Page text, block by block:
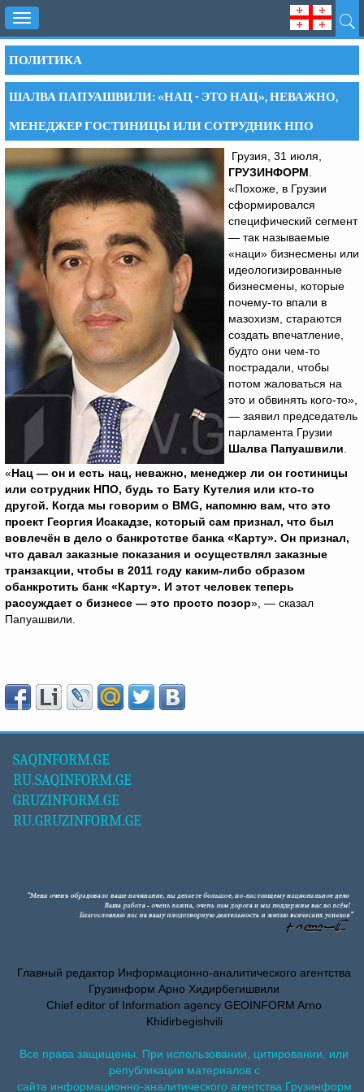
Toggle
navigation
ПОЛИТИКА
ШАЛВА ПАПУАШВИЛИ: «НАЦ - ЭТО НАЦ», НЕВАЖНО,
МЕНЕДЖЕР ГОСТИНИЦЫ ИЛИ СОТРУДНИК НПО
Грузия, 31 июля,
ГРУЗИНФОРМ
«Похоже, в Грузии
сформировался
специфический сегмент
— так называемые
«наци» бизнесмены или
идеологизированные
бизнесмены, которые
почему-то впали в
мазохизм, стараются
создать впечатление,
будто они чем-то
пострадали, чтобы
потом жаловаться на
это и обвинять кого-то»,
— заявил председатель
парламента Грузии
Шалва Папуашвили
«Нац — он и есть нац, неважно, менеджер ли он гостиницы
или сотрудник НПО, будь то Бату Кутелия или кто-то
другой. Когда мы говорим о BMG, напомню вам, что это
проект Георгия Исакадзе, который сам признал, что был
вовлечён в дело о банкротстве банка «Карту». Он признал,
что давал заказные показания и осуществлял заказные
транзакции, чтобы в 2011 году каким-либо образом
обанкротить банк «Карту». И этот человек теперь
рассуждает о бизнесе — это просто позор», — сказал
Папуашвили.
SAQINFORM.GE
RU.SAQINFORM.GE
GRUZINFORM.GE
RU.GRUZINFORM.GE
Главный редактор Информационно-аналитического агентства
Грузинформ Арно Хидирбегишвили
Chief editor of Information agency GEOINFORM Arno
Khidirbegishvili
Все права защищены. При использовании, цитировании, или
републикации материалов с
сайта информационно-аналитического агентства Грузинформ